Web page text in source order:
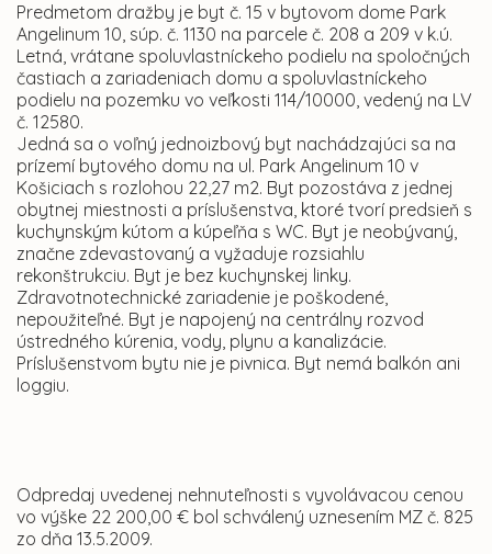
Predmetom dražby je byt č. 15 v bytovom dome Park
Angelinum 10, súp. č. 1130 na parcele č. 208 a 209 v k.ú.
Letná, vrátane spoluvlastníckeho podielu na spoločných
častiach a zariadeniach domu a spoluvlastníckeho
podielu na pozemku vo veľkosti 114/10000, vedený na LV
č. 12580.
Jedná sa o voľný jednoizbový byt nachádzajúci sa na
prízemí bytového domu na ul. Park Angelinum 10 v
Košiciach s rozlohou 22,27 m2. Byt pozostáva z jednej
obytnej miestnosti a príslušenstva, ktoré tvorí predsieň s
kuchynským kútom a kúpeľňa s WC. Byt je neobývaný,
značne zdevastovaný a vyžaduje rozsiahlu
rekonštrukciu. Byt je bez kuchynskej linky.
Zdravotnotechnické zariadenie je poškodené,
nepoužiteľné. Byt je napojený na centrálny rozvod
ústredného kúrenia, vody, plynu a kanalizácie.
Príslušenstvom bytu nie je pivnica. Byt nemá balkón ani
loggiu.
Odpredaj uvedenej nehnuteľnosti s vyvolávacou cenou
vo výške 22 200,00 € bol schválený uznesením MZ č. 825
zo dňa 13.5.2009.